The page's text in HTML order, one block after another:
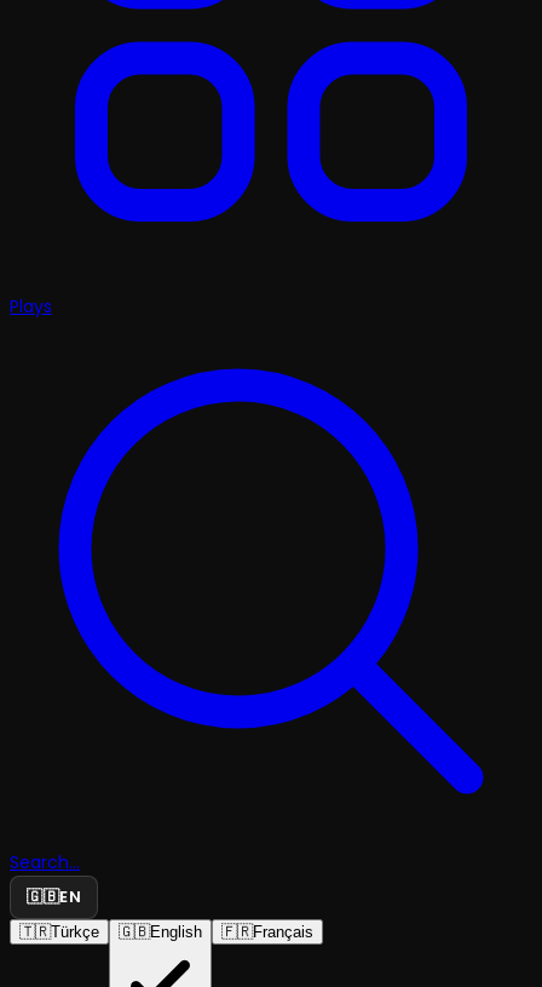
Plays
Search...
🇬🇧EN
🇹🇷Türkçe 🇬🇧English 🇫🇷Français